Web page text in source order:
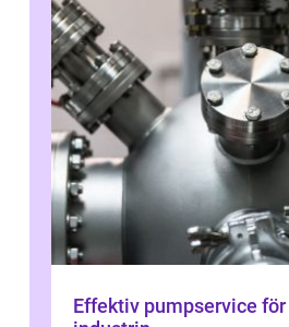
Effektiv pumpservice